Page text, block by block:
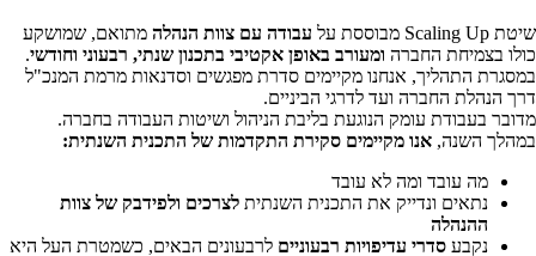
שיטת Scaling Up מבוססת על עבודה עם צוות הנהלה מתואם, שמושקע
כולו בצמיחת החברה ומעורב באופן אקטיבי בתכנון שנתי, רבעוני וחודשי.
במסגרת התהליך, אנחנו מקיימים סדרת מפגשים וסדנאות מרמת המנכ"ל
דרך הנהלת החברה ועד לדרגי הביניים.
מדובר בעבודת עומק הנוגעת בליבת הניהול ושיטות העבודה בחברה.
במהלך השנה, אנו מקיימים סקירת התקדמות של התכנית השנתית:
מה עובד ומה לא עובד
נתאים ונדייק את התכנית השנתית לצרכים ולפידבק של צוות
ההנהלה
נקבע סדרי עדיפויות רבעוניים לרבעונים הבאים, כשמטרת העל היא